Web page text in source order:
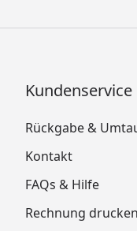
Kundenservice
Rückgabe &
Kontakt
FAQs & Hilfe
Rechnung drucken